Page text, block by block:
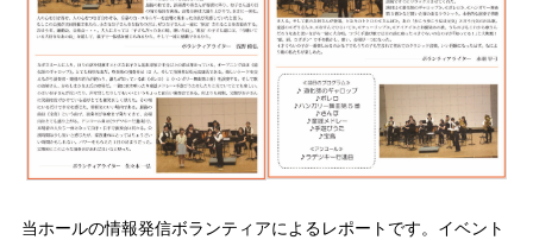
当ホールの情報発信ボランティアによるレポートです。イベント